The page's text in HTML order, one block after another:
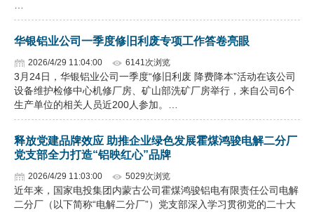
华银铝业公司一季度修旧利废专项工作答卷亮眼
2026/4/29 11:04:00 6141次浏览
3月24日，华银铝业公司一季度“修旧利废 降费降本”活动在该公司
设备维护检修中心机修厂房、矿山部洗矿厂房举行，来自公司6个
生产单位的相关人员近200人参加。…
释放党建品牌效应 助推企业绿色发展霍煤鸿骏电解二分厂
党支部全力打造“铝映红心”品牌
2026/4/29 11:03:00 5029次浏览
近年来，国家电投集团内蒙古公司霍煤鸿骏铝电有限责任公司电解
二分厂（以下简称“电解二分厂”）党支部深入学习贯彻党的二十大